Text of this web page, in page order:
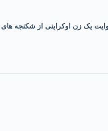
یک زن اوکراینی از شکنجه